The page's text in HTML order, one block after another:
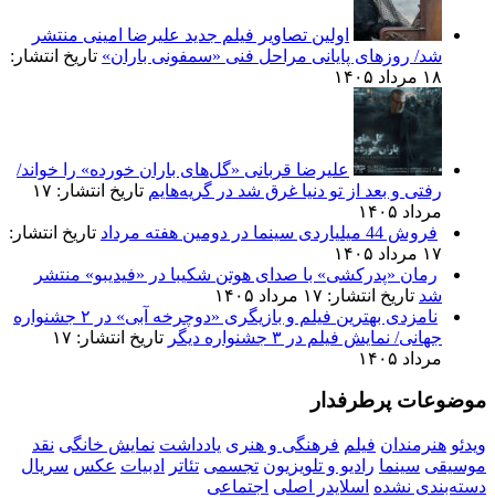
اولین تصاویر فیلم جدید علیرضا امینی منتشر
شد/ روزهای پایانی مراحل فنی «سمفونی باران» تاریخ انتشار:
۱۸ مرداد ۱۴۰۵
علیرضا قربانی «گل‌های باران خورده» را خواند/
رفتی و بعد از تو دنیا غرق شد در گریه‌هایم
تاریخ انتشار: ۱۷
مرداد ۱۴۰۵
فروش 44 میلیاردی سینما در دومین هفته مرداد
تاریخ انتشار:
۱۷ مرداد ۱۴۰۵
رمان «پدرکشی» با صدای هوتن شکیبا در «فیدیبو» منتشر
شد تاریخ انتشار: ۱۷ مرداد ۱۴۰۵
نامزدی بهترین فیلم و بازیگری «دوچرخه آبی» در ۲ جشنواره
جهانی/ نمایش فیلم در ۳ جشنواره دیگر
تاریخ انتشار: ۱۷
مرداد ۱۴۰۵
موضوعات پرطرفدار
ویدئو هنرمندان فیلم فرهنگی و هنری یادداشت نمایش خانگی نقد
موسیقی سینما رادیو و تلویزیون تجسمی تئاتر ادبیات عکس سریال
دسته‌بندی نشده اسلایدر اصلی اجتماعی